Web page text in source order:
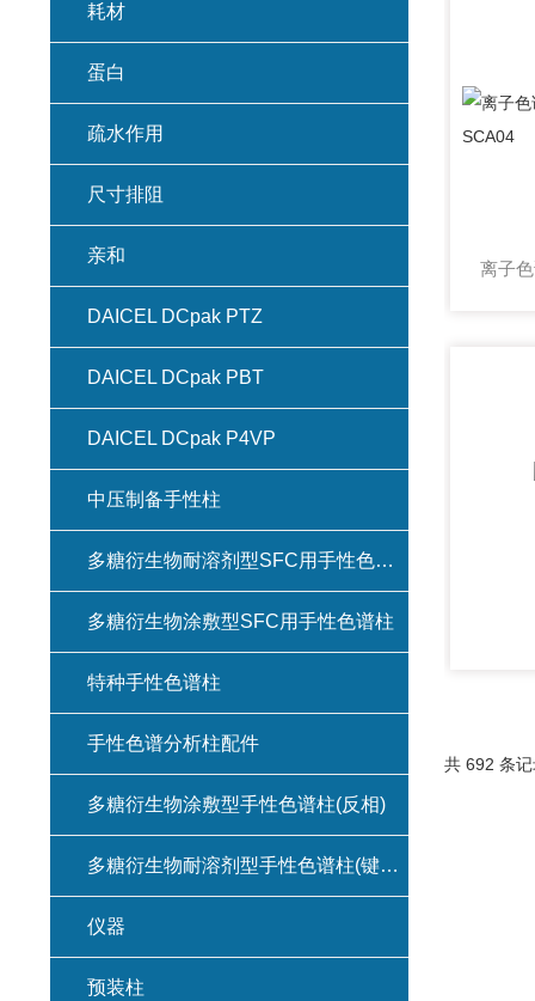
共 692 条
耗材
蛋白
疏水作用
尺寸排阻
亲和
DAICEL DCpak PTZ
DAICEL DCpak PBT
DAICEL DCpak P4VP
中压制备手性柱
多糖衍生物耐溶剂型SFC用手性色谱柱(键合型手性色谱柱)
多糖衍生物涂敷型SFC用手性色谱柱
特种手性色谱柱
手性色谱分析柱配件
多糖衍生物涂敷型手性色谱柱(反相)
多糖衍生物耐溶剂型手性色谱柱(键合型手性色谱柱)
仪器
预装柱